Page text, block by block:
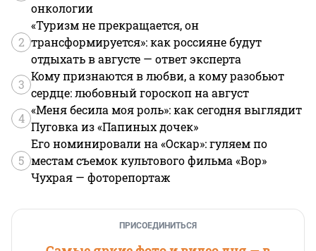
онкологии
2
«Туризм не прекращается, он
трансформируется»: как россияне будут
отдыхать в августе — ответ эксперта
3
Кому признаются в любви, а кому разобьют
сердце: любовный гороскоп на август
4
«Меня бесила моя роль»: как сегодня выглядит
Пуговка из «Папиных дочек»
5
Его номинировали на «Оскар»: гуляем по
местам съемок культового фильма «Вор»
Чухрая — фоторепортаж
ПРИСОЕДИНИТЬСЯ